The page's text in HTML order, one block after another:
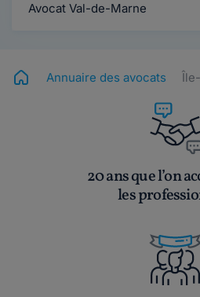
Avocat Val-de-Marne
Annuaire des avocats
20 ans que l’on
les